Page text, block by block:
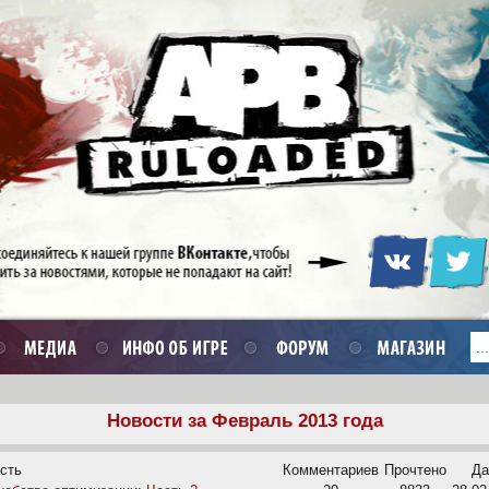
Новости за Февраль 2013 года
Комментариев Прочтено